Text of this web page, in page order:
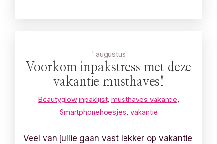
1 augustus
Voorkom inpakstress met deze
vakantie musthaves!
Beautyglow inpaklijst, musthaves vakantie
Smartphonehoesjes vakantie
Veel van jullie gaan vast lekker op vakantie